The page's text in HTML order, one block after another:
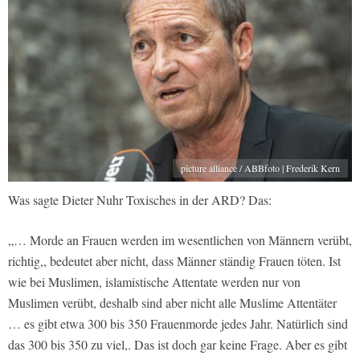
picture alliance / ABBfoto | Frederik Kern
Was sagte Dieter Nuhr Toxisches in der ARD? Das:
„… Morde an Frauen werden im wesentlichen von Männern verübt,
richtig,, bedeutet aber nicht, dass Männer ständig Frauen töten. Ist
wie bei Muslimen, islamistische Attentate werden nur von
Muslimen verübt, deshalb sind aber nicht alle Muslime Attentäter
… es gibt etwa 300 bis 350 Frauenmorde jedes Jahr. Natürlich sind
das 300 bis 350 zu viel,. Das ist doch gar keine Frage. Aber es gibt